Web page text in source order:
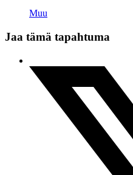
Muu
Jaa tämä tapahtuma